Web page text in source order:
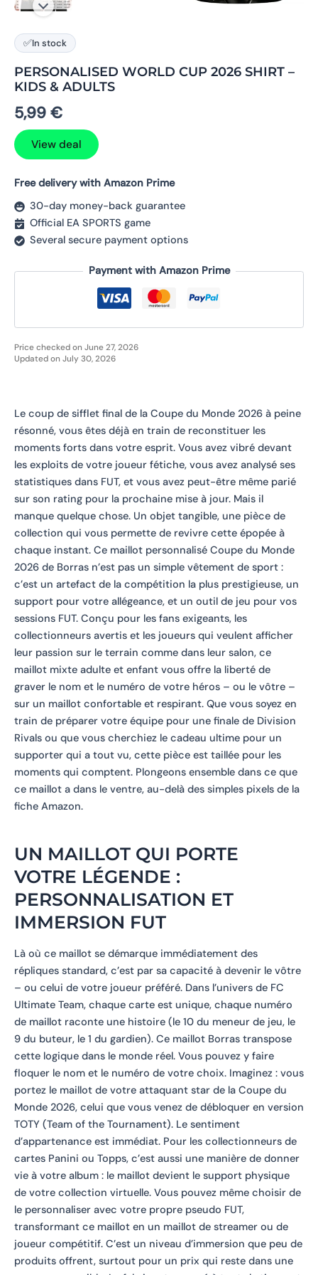
✅In stock
PERSONALISED WORLD CUP 2026 SHIRT –
KIDS & ADULTS
5,99 €
View deal
Free delivery with Amazon Prime
30-day money-back guarantee
Official EA SPORTS game
Several secure payment options
Payment with Amazon Prime
Price checked on June 27, 2026
Updated on July 30, 2026
Le coup de sifflet final de la Coupe du Monde 2026 à peine
résonné, vous êtes déjà en train de reconstituer les
moments forts dans votre esprit. Vous avez vibré devant
les exploits de votre joueur fétiche, vous avez analysé ses
statistiques dans FUT, et vous avez peut-être même parié
sur son rating pour la prochaine mise à jour. Mais il
manque quelque chose. Un objet tangible, une pièce de
collection qui vous permette de revivre cette épopée à
chaque instant. Ce maillot personnalisé Coupe du Monde
2026 de Borras n’est pas un simple vêtement de sport :
c’est un artefact de la compétition la plus prestigieuse, un
support pour votre allégeance, et un outil de jeu pour vos
sessions FUT. Conçu pour les fans exigeants, les
collectionneurs avertis et les joueurs qui veulent afficher
leur passion sur le terrain comme dans leur salon, ce
maillot mixte adulte et enfant vous offre la liberté de
graver le nom et le numéro de votre héros – ou le vôtre –
sur un maillot confortable et respirant. Que vous soyez en
train de préparer votre équipe pour une finale de Division
Rivals ou que vous cherchiez le cadeau ultime pour un
supporter qui a tout vu, cette pièce est taillée pour les
moments qui comptent. Plongeons ensemble dans ce que
ce maillot a dans le ventre, au-delà des simples pixels de la
fiche Amazon.
UN MAILLOT QUI PORTE
VOTRE LÉGENDE :
PERSONNALISATION ET
IMMERSION FUT
Là où ce maillot se démarque immédiatement des
répliques standard, c’est par sa capacité à devenir le vôtre
– ou celui de votre joueur préféré. Dans l’univers de FC
Ultimate Team, chaque carte est unique, chaque numéro
de maillot raconte une histoire (le 10 du meneur de jeu, le
9 du buteur, le 1 du gardien). Ce maillot Borras transpose
cette logique dans le monde réel. Vous pouvez y faire
floquer le nom et le numéro de votre choix. Imaginez : vous
portez le maillot de votre attaquant star de la Coupe du
Monde 2026, celui que vous venez de débloquer en version
TOTY (Team of the Tournament). Le sentiment
d’appartenance est immédiat. Pour les collectionneurs de
cartes Panini ou Topps, c’est aussi une manière de donner
vie à votre album : le maillot devient le support physique
de votre collection virtuelle. Vous pouvez même choisir de
le personnaliser avec votre propre pseudo FUT,
transformant ce maillot en un maillot de streamer ou de
joueur compétitif. C’est un niveau d’immersion que peu de
produits offrent, surtout pour un prix qui reste dans une